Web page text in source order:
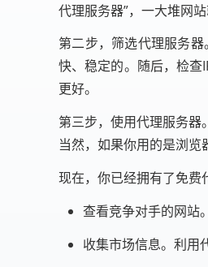
代理服务器”，一大堆网
第二步，筛选代理服务
快、稳定的。随后，检查
更好。
第三步，使用代理服务器
当然，如果你用的是浏览
现在，你已经拥有了免费
查看竞争对手的网站
收集市场信息。利用